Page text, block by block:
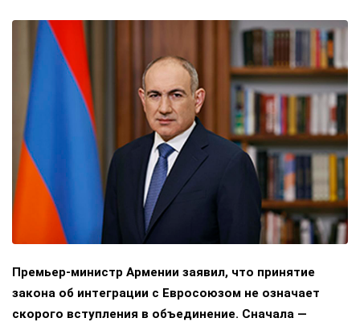
Премьер-министр Армении заявил, что принятие
закона об интеграции с Евросоюзом не означает
скорого вступления в объединение. Сначала —